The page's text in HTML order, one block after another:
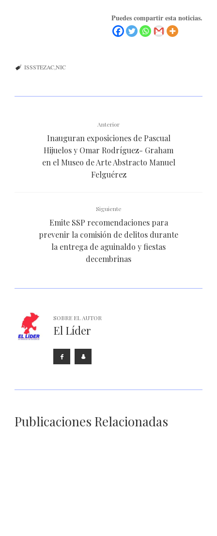
Puedes compartir esta noticias.
ISSSTEZACNIC
Anterior
Inauguran exposiciones de Pascual
Hijuelos y Omar Rodríguez- Graham
en el Museo de Arte Abstracto Manuel
Felguérez
Siguiente
Emite SSP recomendaciones para
prevenir la comisión de delitos durante
la entrega de aguinaldo y fiestas
decembrinas
SOBRE EL AUTOR
El Líder
Publicaciones Relacionadas